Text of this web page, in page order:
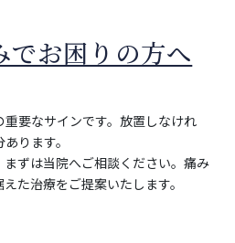
でお困りの方へ
要なサインです。放置しなけれ
ります。
ずは当院へご相談ください。痛み
た治療をご提案いたします。